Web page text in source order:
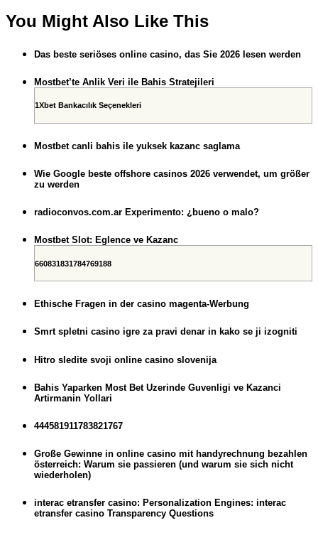
You Might Also Like This
Das beste seriöses online casino, das Sie 2026 lesen werden
Mostbet’te Anlik Veri ile Bahis Stratejileri
1Xbet Bankacılık Seçenekleri
Mostbet canli bahis ile yuksek kazanc saglama
Wie Google beste offshore casinos 2026 verwendet, um größer
zu werden
radioconvos.com.ar Experimento: ¿bueno o malo?
Mostbet Slot: Eglence ve Kazanc
660831831784769188
Ethische Fragen in der casino magenta-Werbung
Smrt spletni casino igre za pravi denar in kako se ji izogniti
Hitro sledite svoji online casino slovenija
Bahis Yaparken Most Bet Uzerinde Guvenligi ve Kazanci
Artirmanin Yollari
444581911783821767
Große Gewinne in online casino mit handyrechnung bezahlen
österreich: Warum sie passieren (und warum sie sich nicht
wiederholen)
interac etransfer casino: Personalization Engines: interac
etransfer casino Transparency Questions